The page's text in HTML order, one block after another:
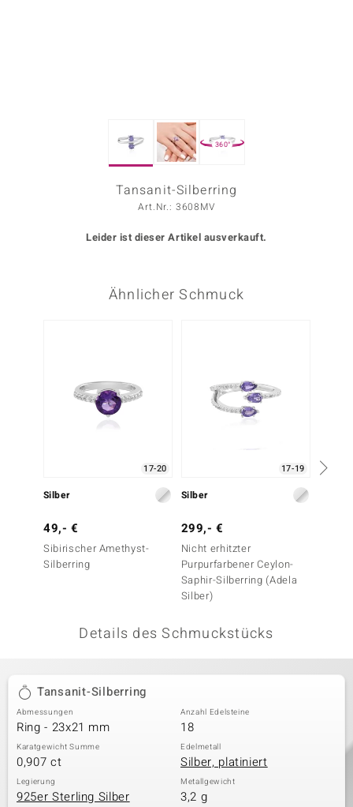
Classics
360°
Tansanit-Silberring
Art.Nr.: 3608MV
Leider ist dieser Artikel ausverkauft.
Ähnlicher Schmuck
17-20
Silber
49,- €
Sibirischer Amethyst-
Silberring
17-19
Silber
299,- €
Nicht erhitzter
Purpurfarbener Ceylon-
Saphir-Silberring (Adela
Silber)
Details des Schmuckstücks
Tansanit-Silberring
Abmessungen
Ring - 23x21 mm
Anzahl Edelsteine
18
Karatgewicht Summe
0,907 ct
Edelmetall
Silber, platiniert
Legierung
925er Sterling Silber
Metallgewicht
3,2 g